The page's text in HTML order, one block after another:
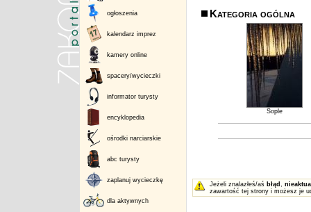
ogłoszenia
kalendarz imprez
kamery online
spacery/wycieczki
informator turysty
encyklopedia
ośrodki narciarskie
abc turysty
zaplanuj wycieczkę
dla aktywnych
Kategoria ogólna
Sople
Jeżeli znalazłeś/aś błąd ,
zawartość tej strony i możesz je